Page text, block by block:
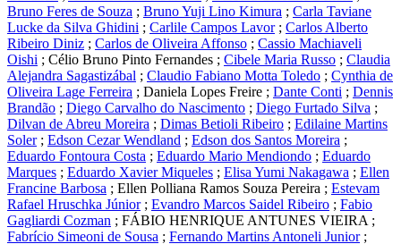
Bruno Feres de Souza ; Bruno Yuji Lino Kimura ; Carla Taviane
Lucke da Silva Ghidini ; Carlile Campos Lavor; Carlos Alberto
Ribeiro Diniz ; Carlos de Oliveira Affonso ; Cassio Machiaveli
Oishi ; Célio Bruno Pinto Fernandes ; Cibele Maria Russo ; Claudia
Alejandra Sagastizábal ; Claudio Fabiano Motta Toledo ; Cynthia de
Oliveira Lage Ferreira ; Daniela Lopes Freire ; Dante Conti ; Dennis
Brandão ; Diego Carvalho do Nascimento ; Diego Furtado Silva ;
Dilvan de Abreu Moreira ; Dimas Betioli Ribeiro ; Edilaine Martins
Soler; Edson Cezar Wendland ; Edson dos Santos Moreira ;
Eduardo Fontoura Costa ; Eduardo Mario Mendiondo ; Eduardo
Marques ; Eduardo Xavier Miqueles ; Elisa Yumi Nakagawa ; Ellen
Francine Barbosa ; Ellen Polliana Ramos Souza Pereira ; Estevam
Rafael Hruschka Júnior; Evandro Marcos Saidel Ribeiro ; Fabio
Gagliardi Cozman ; FÁBIO HENRIQUE ANTUNES VIEIRA ;
Fabrício Simeoni de Sousa ; Fernando Martins Antoneli Junior;